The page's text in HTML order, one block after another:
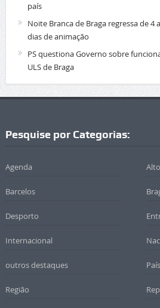
país
Noite Branca de Braga regressa de
dias de animação
PS questiona Governo sobre
ULS de Braga
Pesquise por Categorias:
Agenda
Barcelos
Desporto
Internacional
outros destaques País
Região